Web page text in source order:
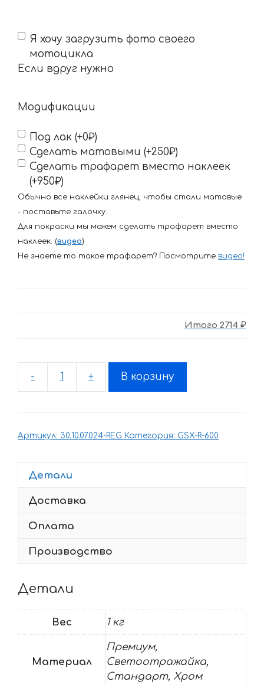
Если
вдруг
нужно
Я хочу загрузить фото своего
мотоцикла
Если вдруг нужно
Модификации
Под лак (+0₽)
Сделать матовыми (+250₽)
Сделать трафарет вместо наклеек
(+950₽)
Обычно все наклейки глянец, чтобы стали матовые
- поставьте галочку.
Для покраски мы можем сделать трафарет вместо
наклеек. (видео)
Не знаете то такое трафарет? Посмотрите видео!
Итого 2714 ₽
-
Количество
Комплект
SUZUKI
600
+ В корзину
Артикул: 30.10.07.024-REG Категория: GSX-R-600
Детали
Доставка
Оплата
Производство
Детали
Вес 1 кг
Материал
Премиум,
Светоотражайка,
Стандарт, Хром